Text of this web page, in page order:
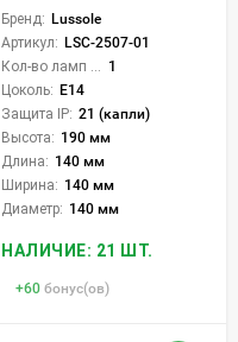
Бренд: Lussole
Артикул: LSC-2507-01
1
Цоколь: E14
Защита IP: 21 (капли)
Высота: 190 мм
Длина: 140 мм
Ширина: 140 мм
Диаметр: 140 мм
НАЛИЧИЕ: 21 ШТ.
+60 бонус(ов)